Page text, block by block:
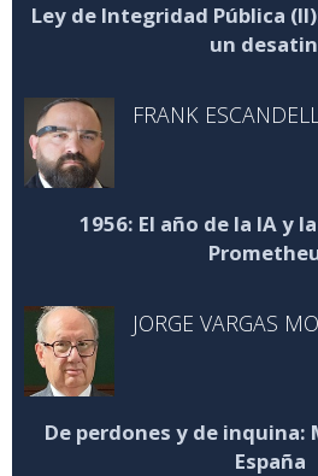
Ley de Integridad Pública
un
FRANK
1956: El año de la IA y
JORGE VARGAS
De perdones y de inquina:
España